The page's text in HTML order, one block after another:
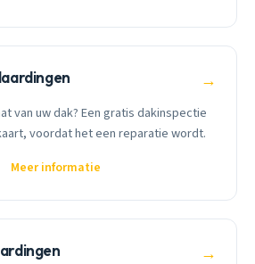
→
van uw dak? Een gratis dakinspectie
voordat het een reparatie wordt.
Meer informatie
→